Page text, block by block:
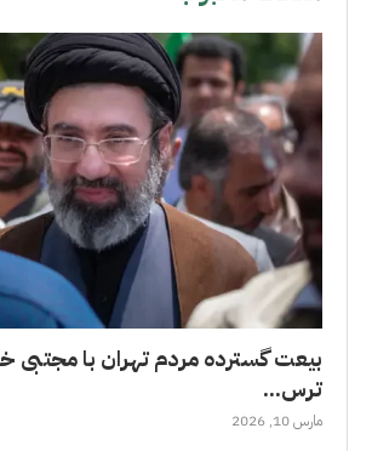
بیعت گسترده مردم تهران با مجتبی
ترس...
مارس 10, 2026